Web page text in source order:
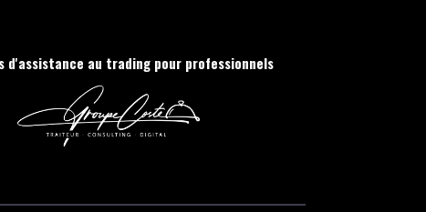
d'assistance au trading pour professionnels